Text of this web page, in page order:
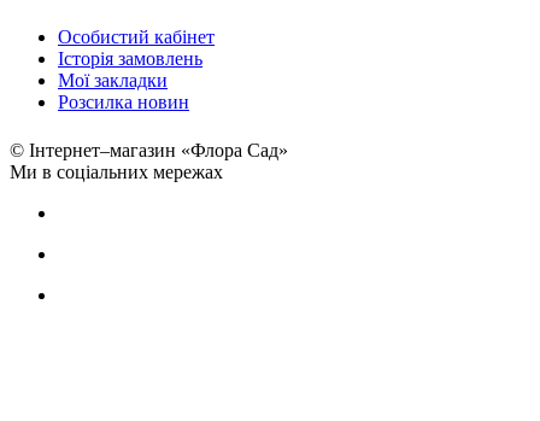
Особистий кабінет
Історія замовлень
Мої закладки
Розсилка новин
© Інтернет–магазин «Флора Сад»
Ми в соціальних мережах